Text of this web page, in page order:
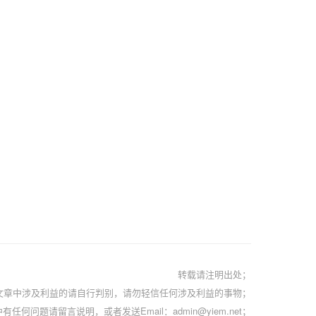
转载请注明出处；
章中涉及利益的请自行判别，请勿轻信任何涉及利益的事物；
任何问题请留言说明，或者发送Email：admin@yiem.net；